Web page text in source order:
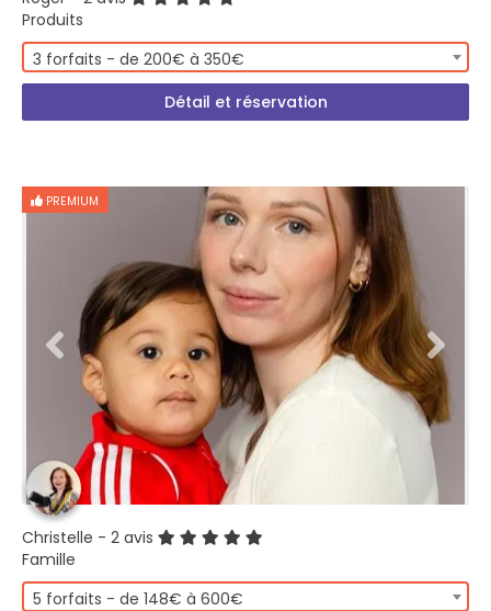
Produits
3 forfaits - de 200€ à 350€
Détail et réservation
PREMIUM
Christelle - 2 avis
Famille
5 forfaits - de 148€ à 600€